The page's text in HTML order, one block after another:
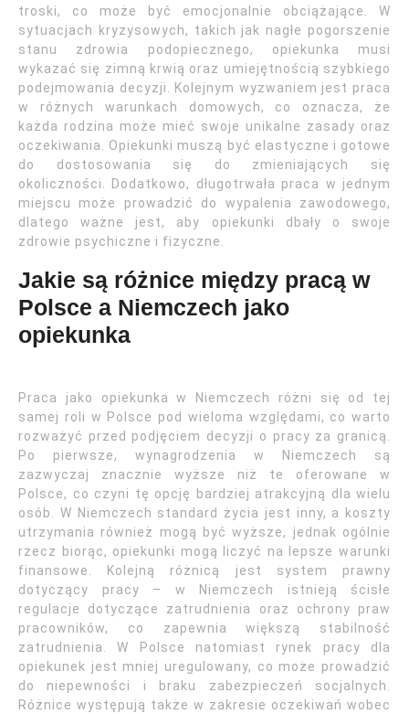
troski, co może być emocjonalnie obciążające. W
sytuacjach kryzysowych, takich jak nagłe pogorszenie
stanu zdrowia podopiecznego, opiekunka musi
wykazać się zimną krwią oraz umiejętnością szybkiego
podejmowania decyzji. Kolejnym wyzwaniem jest praca
w różnych warunkach domowych, co oznacza, że
każda rodzina może mieć swoje unikalne zasady oraz
oczekiwania. Opiekunki muszą być elastyczne i gotowe
do dostosowania się do zmieniających się
okoliczności. Dodatkowo, długotrwała praca w jednym
miejscu może prowadzić do wypalenia zawodowego,
dlatego ważne jest, aby opiekunki dbały o swoje
zdrowie psychiczne i fizyczne.
Jakie są różnice między pracą w
Polsce a Niemczech jako
opiekunka
Praca jako opiekunka w Niemczech różni się od tej
samej roli w Polsce pod wieloma względami, co warto
rozważyć przed podjęciem decyzji o pracy za granicą.
Po pierwsze, wynagrodzenia w Niemczech są
zazwyczaj znacznie wyższe niż te oferowane w
Polsce, co czyni tę opcję bardziej atrakcyjną dla wielu
osób. W Niemczech standard życia jest inny, a koszty
utrzymania również mogą być wyższe, jednak ogólnie
rzecz biorąc, opiekunki mogą liczyć na lepsze warunki
finansowe. Kolejną różnicą jest system prawny
dotyczący pracy – w Niemczech istnieją ścisłe
regulacje dotyczące zatrudnienia oraz ochrony praw
pracowników, co zapewnia większą stabilność
zatrudnienia. W Polsce natomiast rynek pracy dla
opiekunek jest mniej uregulowany, co może prowadzić
do niepewności i braku zabezpieczeń socjalnych.
Różnice występują także w zakresie oczekiwań wobec